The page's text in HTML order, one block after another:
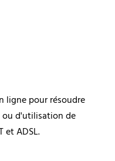
ligne pour résoudre
d'utilisation de
et ADSL.